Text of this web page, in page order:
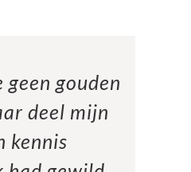
gouden
deel mijn
kennis